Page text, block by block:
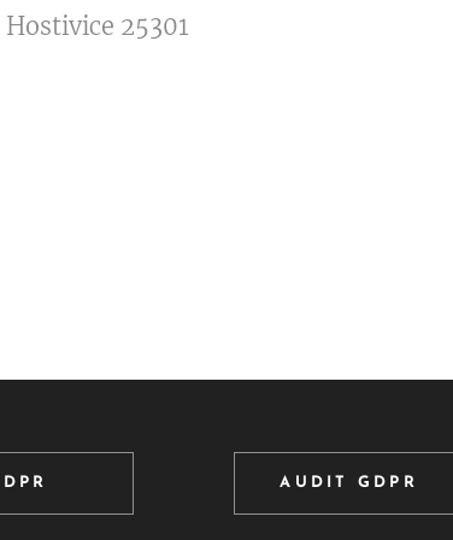
25301
AUDIT GDPR